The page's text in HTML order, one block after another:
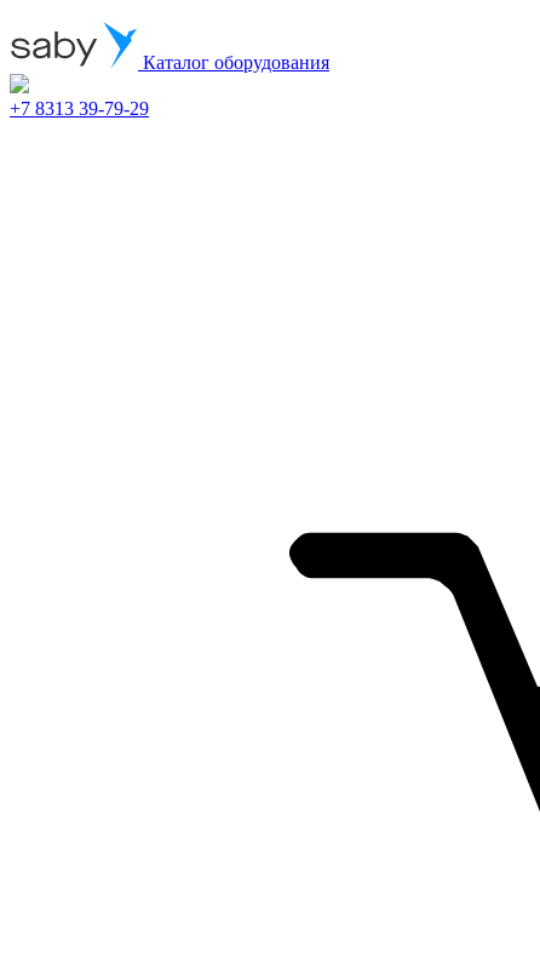
Каталог оборудования
+7 8313 39-79-29